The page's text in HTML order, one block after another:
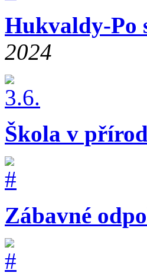
Hukvaldy-Po
2024
Škola v
Zábavné